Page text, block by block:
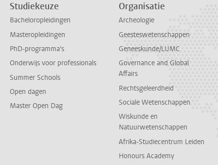
Studiekeuze
Bacheloropleidingen
Masteropleidingen
PhD-programma's
Onderwijs voor professionals
Summer Schools
Open dagen
Master Open Dag
Organisatie
Archeologie
Geesteswetenschappen
Geneeskunde/LUMC
Governance and Global
Affairs
Rechtsgeleerdheid
Sociale Wetenschappen
Wiskunde en
Natuurwetenschappen
Afrika-Studiecentrum Leiden
Honours Academy